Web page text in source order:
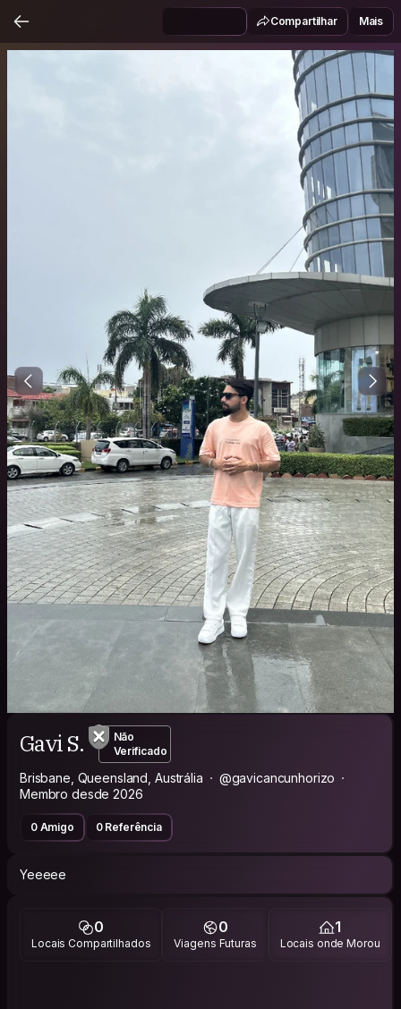
Compartilhar Mais
Gavi S.
Não
Verificado
Brisbane, Queensland, Austrália
@gavicancunhorizo
Membro desde 2026
0 Amigo 0 Referência
Yeeeee
0
Locais Compartilhados
0
Viagens Futuras
1
Locais onde Morou